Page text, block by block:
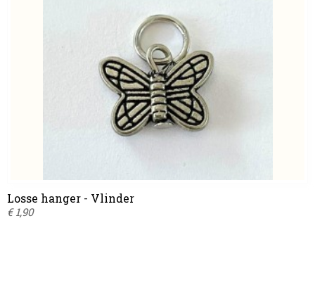
Losse hanger - Vlinder
€ 1,90